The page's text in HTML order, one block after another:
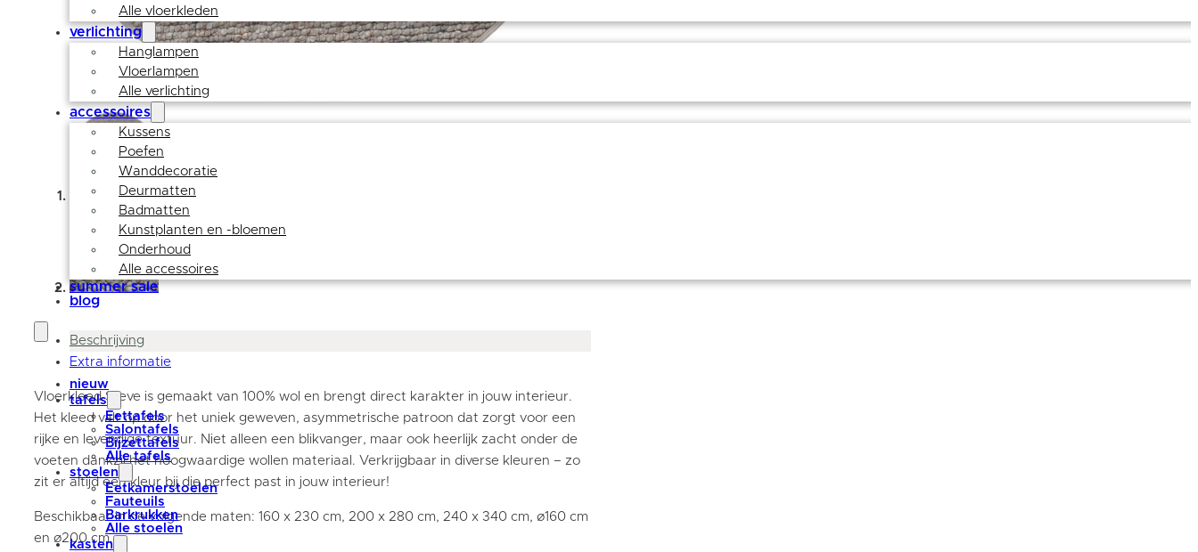
Alle vloerkleden
verlichting
Hanglampen
Vloerlampen
Alle verlichting
accessoires
Kussens
Poefen
Wanddecoratie
Deurmatten
Badmatten
Kunstplanten en -bloemen
Onderhoud
Alle accessoires
summer sale
blog
nieuw
tafels
Eettafels
Salontafels
Bijzettafels
Alle tafels
stoelen
Eetkamerstoelen
Fauteuils
Barkrukken
Alle stoelen
kasten
Beschrijving
Extra informatie
Vloerkleed Steve is gemaakt van 100% wol en brengt direct karakter in jouw interieur.
Het kleed valt op door het uniek geweven, asymmetrische patroon dat zorgt voor een
rijke en levendige textuur. Niet alleen een blikvanger, maar ook heerlijk zacht onder de
voeten dankzij het hoogwaardige wollen materiaal. Verkrijgbaar in diverse kleuren – zo
zit er altijd een kleur bij die perfect past in jouw interieur!
Beschikbaar in de volgende maten: 160 x 230 cm, 200 x 280 cm, 240 x 340 cm, ø160 cm
en ø200 cm.